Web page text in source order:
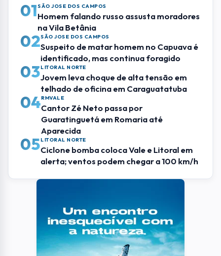
01SÃO JOSE DOS CAMPOS
Homem falando russo assusta moradores
na Vila Betânia
02SÃO JOSE DOS CAMPOS
Suspeito de matar homem no Capuava é
identificado, mas continua foragido
03LITORAL NORTE
Jovem leva choque de alta tensão em
telhado de oficina em Caraguatatuba
04RMVALE
Cantor Zé Neto passa por
Guaratinguetá em Romaria até
Aparecida
05LITORAL NORTE
Ciclone bomba coloca Vale e Litoral em
alerta; ventos podem chegar a 100 km/h